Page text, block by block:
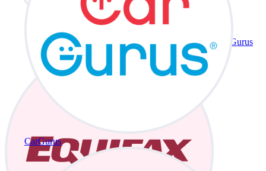
CarGurus
CarGurus